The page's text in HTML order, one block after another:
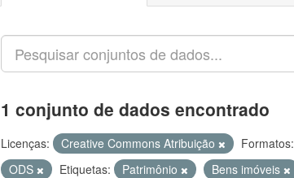
1 conjunto de dados encontrado
Licenças: Creative Commons Atribuição Formatos:
ODS
Etiquetas: Patrimônio Bens imóveis